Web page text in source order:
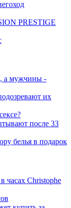
PRESTIGE
а мужчины -
их
после 33
белья в подарок
часах Christophe